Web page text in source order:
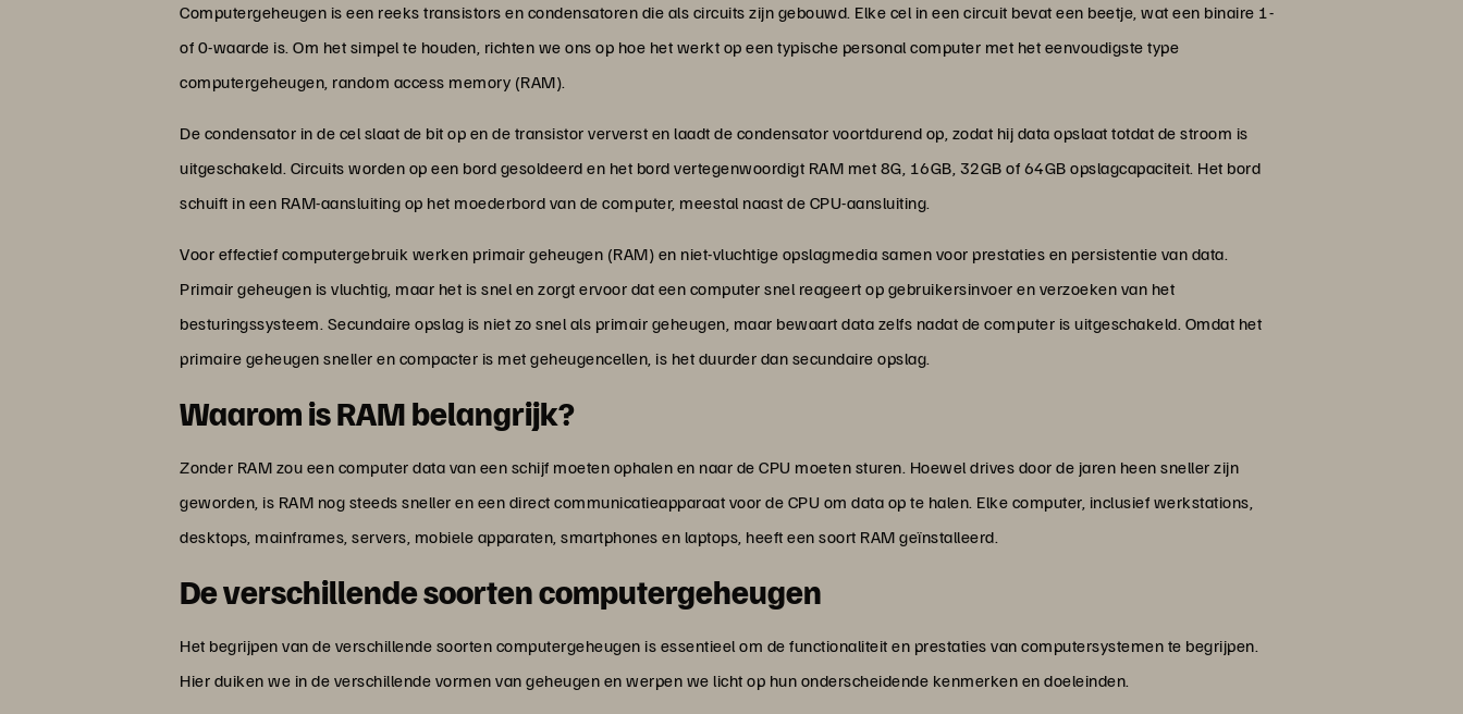
Computergeheugen is een reeks transistors en condensatoren die als circuits zijn gebouwd. Elke cel in een circuit bevat een beetje, wat een binaire 1-
of 0-waarde is. Om het simpel te houden, richten we ons op hoe het werkt op een typische personal computer met het eenvoudigste type
computergeheugen, random access memory (RAM).
De condensator in de cel slaat de bit op en de transistor ververst en laadt de condensator voortdurend op, zodat hij data opslaat totdat de stroom is
uitgeschakeld. Circuits worden op een bord gesoldeerd en het bord vertegenwoordigt RAM met 8G, 16GB, 32GB of 64GB opslagcapaciteit. Het bord
schuift in een RAM-aansluiting op het moederbord van de computer, meestal naast de CPU-aansluiting.
Voor effectief computergebruik werken primair geheugen (RAM) en niet-vluchtige opslagmedia samen voor prestaties en persistentie van data.
Primair geheugen is vluchtig, maar het is snel en zorgt ervoor dat een computer snel reageert op gebruikersinvoer en verzoeken van het
besturingssysteem. Secundaire opslag is niet zo snel als primair geheugen, maar bewaart data zelfs nadat de computer is uitgeschakeld. Omdat het
primaire geheugen sneller en compacter is met geheugencellen, is het duurder dan secundaire opslag.
Waarom is RAM belangrijk?
Zonder RAM zou een computer data van een schijf moeten ophalen en naar de CPU moeten sturen. Hoewel drives door de jaren heen sneller zijn
geworden, is RAM nog steeds sneller en een direct communicatieapparaat voor de CPU om data op te halen. Elke computer, inclusief werkstations,
desktops, mainframes, servers, mobiele apparaten, smartphones en laptops, heeft een soort RAM geïnstalleerd.
De verschillende soorten computergeheugen
Het begrijpen van de verschillende soorten computergeheugen is essentieel om de functionaliteit en prestaties van computersystemen te begrijpen.
Hier duiken we in de verschillende vormen van geheugen en werpen we licht op hun onderscheidende kenmerken en doeleinden.